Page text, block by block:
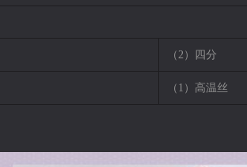
（2）四分
（1）高温丝